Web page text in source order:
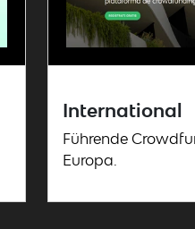
International
Führende
Europa.